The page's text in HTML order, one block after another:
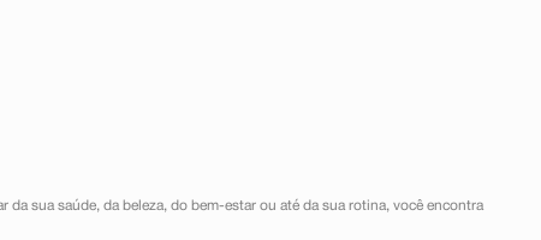
sua saúde, da beleza, do bem-estar ou até da sua rotina, você encontra